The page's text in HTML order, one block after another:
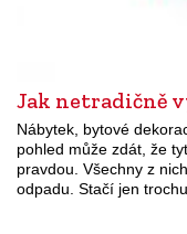
Jak netradičně
Nábytek, bytové
pohled může zdát, že
pravdou. Všechny z
odpadu. Stačí jen